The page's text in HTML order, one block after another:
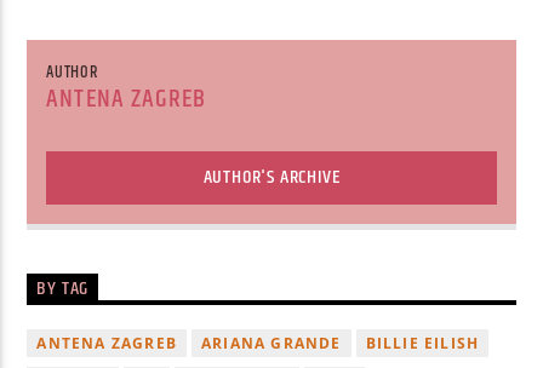
AUTHOR
ANTENA ZAGREB
AUTHOR'S ARCHIVE
BY TAG
ANTENA ZAGREB ARIANA GRANDE
BILLIE EILISH